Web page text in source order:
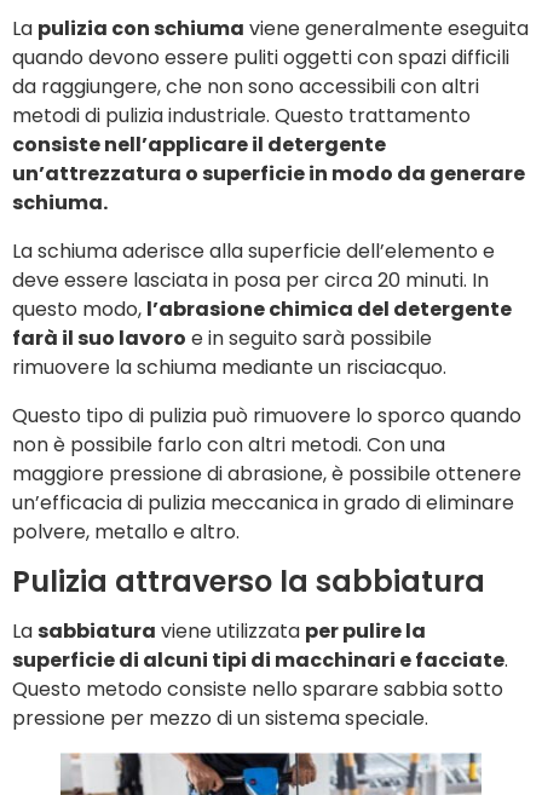
La pulizia con schiuma viene generalmente eseguita
quando devono essere puliti oggetti con spazi difficili
da raggiungere, che non sono accessibili con altri
metodi di pulizia industriale. Questo trattamento
consiste nell’applicare il detergente
un’attrezzatura o superficie in modo da generare
schiuma.
La schiuma aderisce alla superficie dell’elemento e
deve essere lasciata in posa per circa 20 minuti. In
questo modo, l’abrasione chimica del detergente
farà il suo lavoro e in seguito sarà possibile
rimuovere la schiuma mediante un risciacquo.
Questo tipo di pulizia può rimuovere lo sporco quando
non è possibile farlo con altri metodi. Con una
maggiore pressione di abrasione, è possibile ottenere
un’efficacia di pulizia meccanica in grado di eliminare
polvere, metallo e altro.
Pulizia attraverso la sabbiatura
Lasabbiatura viene utilizzata per pulire la
superficie di alcuni tipi di macchinari e facciate.
Questo metodo consiste nello sparare sabbia sotto
pressione per mezzo di un sistema speciale.